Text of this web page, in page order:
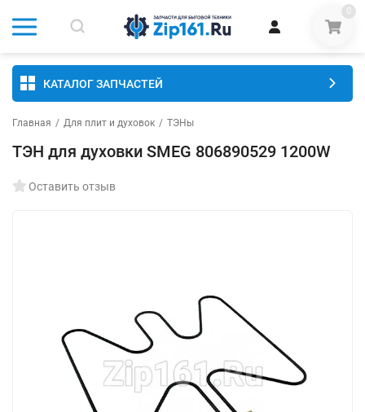
0
КАТАЛОГ ЗАПЧАСТЕЙ
Главная / Для плит и духовок / ТЭНы
ТЭН для духовки SMEG 806890529 1200W
Оставить отзыв